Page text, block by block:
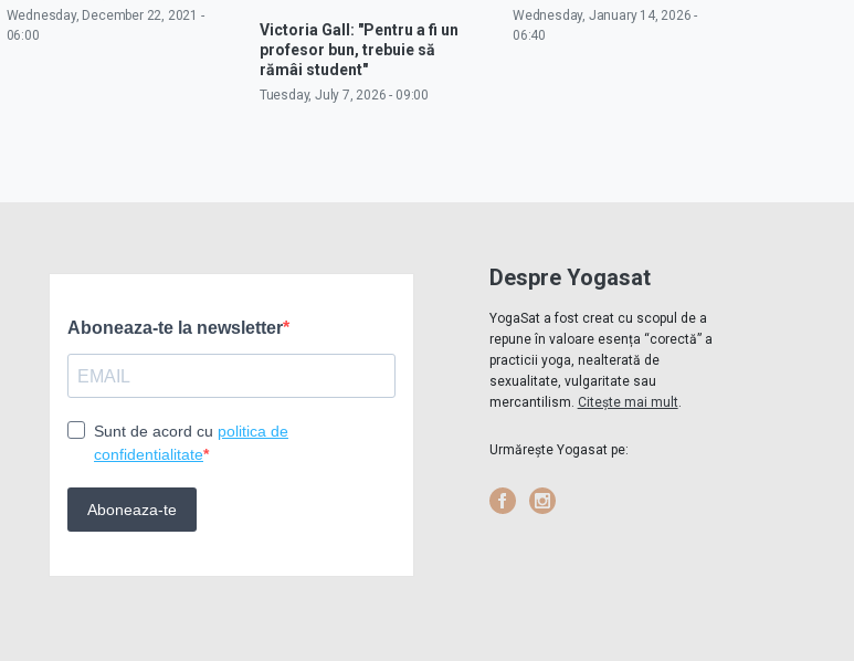
Wednesday, December 22, 2021 -
06:00
Victoria Gall: "Pentru a fi un
profesor bun, trebuie să
rămâi student"
Tuesday, July 7, 2026 - 09:00
Wednesday, January 14, 2026 -
06:40
Despre Yogasat
YogaSat a fost creat cu scopul de a
repune în valoare esența “corectă” a
practicii yoga, nealterată de
sexualitate, vulgaritate sau
mercantilism. Citește mai mult.
Urmărește Yogasat pe:
FacebookInstagram